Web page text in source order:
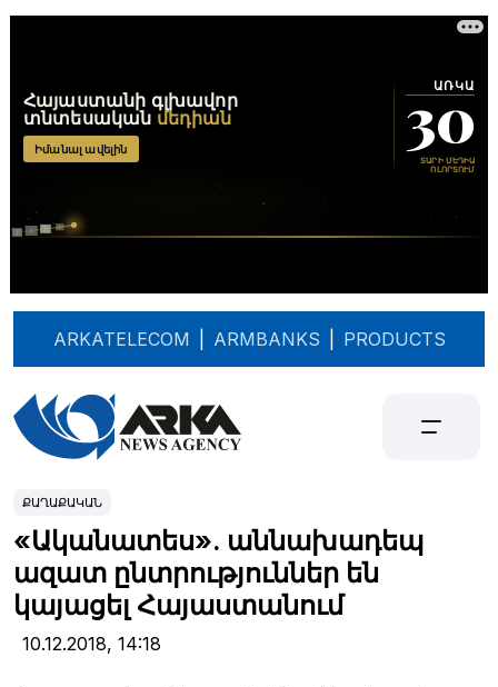
ARKATELECOM ARMBANKS PRODUCTS
ՔԱՂԱՔԱԿԱՆ
«Ականատես». աննախադեպ
ազատ ընտրություններ են
կայացել Հայաստանում
10.12.2018, 14:18